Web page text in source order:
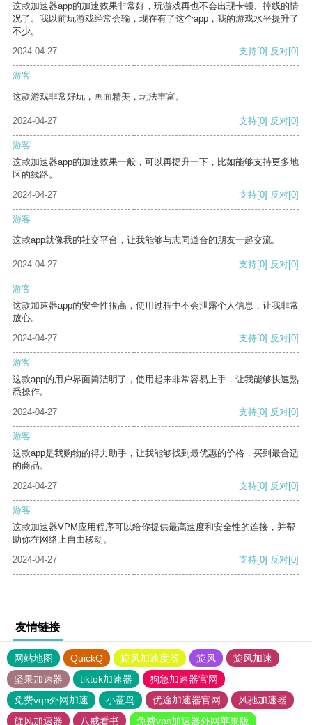
这款加速器app的加速效果非常好，玩游戏再也不会出现卡顿、掉线的情
况了。我以前玩游戏经常会输，现在有了这个app，我的游戏水平提升了
不少。
2024-04-27
支持[0] 反对[0]
游客
这款游戏非常好玩，画面精美，玩法丰富。
2024-04-27 支持[0] 反对[0]
游客
这款加速器app的加速效果一般，可以再提升一下，比如能够支持更多地
区的线路。
2024-04-27
支持[0] 反对[0]
游客
这款app就像我的社交平台，让我能够与志同道合的朋友一起交流。
2024-04-27 支持[0] 反对[0]
游客
这款加速器app的安全性很高，使用过程中不会泄露个人信息，让我非常
放心。
2024-04-27
支持[0] 反对[0]
游客
这款app的用户界面简洁明了，使用起来非常容易上手，让我能够快速熟
悉操作。
2024-04-27
支持[0] 反对[0]
游客
这款app是我购物的得力助手，让我能够找到最优惠的价格，买到最合适
的商品。
2024-04-27
支持[0] 反对[0]
游客
这款加速器VPM应用程序可以给你提供最高速度和安全性的连接，并帮
助你在网络上自由移动。
2024-04-27
支持[0] 反对[0]
友情链接
网站地图 QuickQ 旋风加速度器 旋风
旋风加速
坚果加速器
tiktok加速器
狗急加速器官网
免费vqn外网加速
小蓝鸟 优途加速器官网
风驰加速器
旋风加速器
八戒看书 免费vps加速器外网苹果版